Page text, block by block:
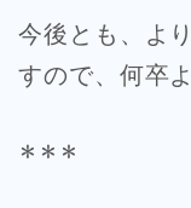
今後とも、よ
すので、何卒
＊＊＊